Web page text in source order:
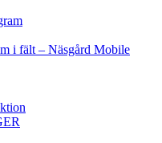
i fält – Näsgård Mobile